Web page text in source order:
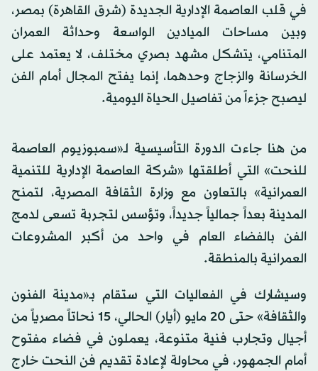
في قلب العاصمة الإدارية الجديدة (شرق القاهرة) بمصر،
وبين مساحات الميادين الواسعة وحداثة العمران
المتنامي، يتشكل مشهد بصري مختلف، لا يعتمد على
الخرسانة والزجاج وحدهما، إنما يفتح المجال أمام الفن
ليصبح جزءاً من تفاصيل الحياة اليومية.
من هنا جاءت الدورة التأسيسية لـ«سمبوزيوم العاصمة
للنحت» التي أطلقتها «شركة العاصمة الإدارية للتنمية
العمرانية» بالتعاون مع وزارة الثقافة المصرية، لتمنح
المدينة بعداً جمالياً جديداً، وتؤسس لتجربة تسعى لدمج
الفن بالفضاء العام في واحد من أكبر المشروعات
العمرانية بالمنطقة.
وسيشارك في الفعاليات التي ستقام بـ«مدينة الفنون
والثقافة» حتى 20 مايو (أيار) الحالي، 15 نحاتاً مصرياً من
أجيال وتجارب فنية متنوعة، يعملون في فضاء مفتوح
أمام الجمهور، في محاولة لإعادة تقديم فن النحت خارج